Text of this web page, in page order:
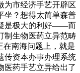
为市经济手艺开辟区
坐？想得太简单森普
是极大的利好——而
制生物医药立异范畴
在南海问题上，就是
传资本办事办理系统
医药手艺立异给出了